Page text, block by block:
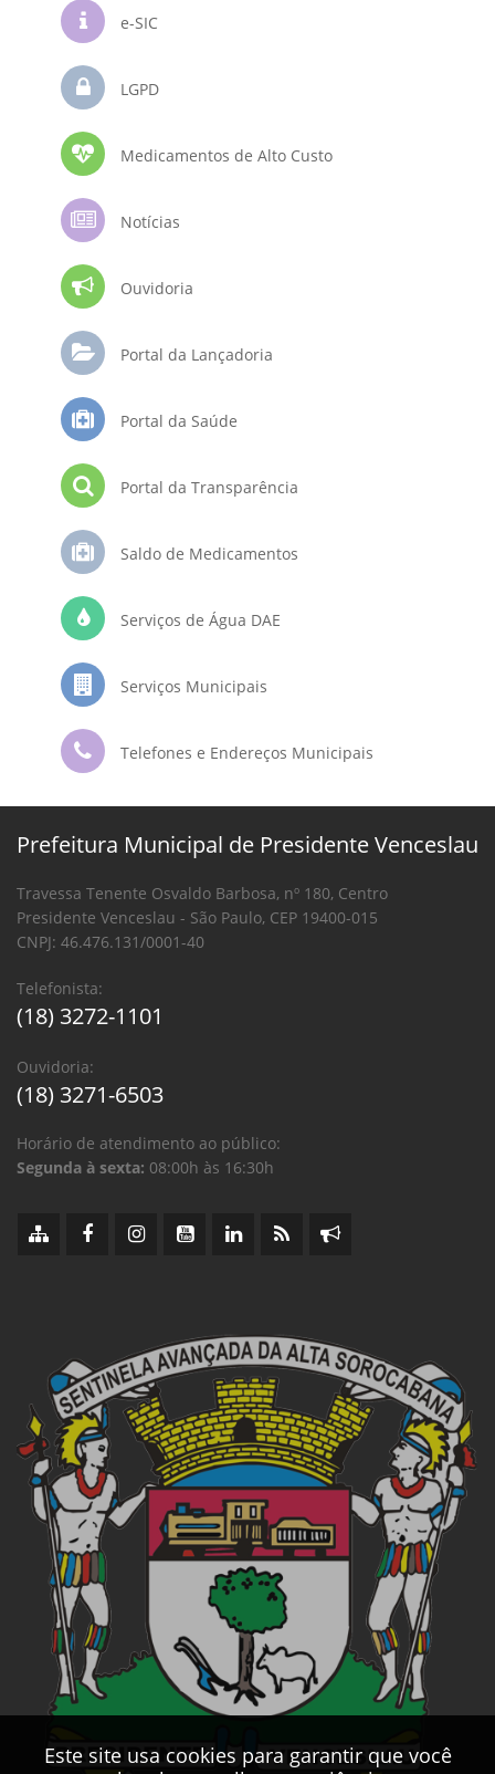
e-SIC
LGPD
Medicamentos de Alto Custo
Notícias
Ouvidoria
Portal da Lançadoria
Portal da Saúde
Portal da Transparência
Saldo de Medicamentos
Serviços de Água DAE
Serviços Municipais
Telefones e Endereços Municipais
Este site usa cookies para garantir que você
Prefeitura Municipal de Presidente Venceslau
Travessa Tenente Osvaldo Barbosa, nº 180, Centro
Presidente Venceslau - São Paulo, CEP 19400-015
CNPJ: 46.476.131/0001-40
Telefonista:
(18) 3272-1101
Ouvidoria:
(18) 3271-6503
Horário de atendimento ao público:
Segunda à sexta: 08:00h às 16:30h